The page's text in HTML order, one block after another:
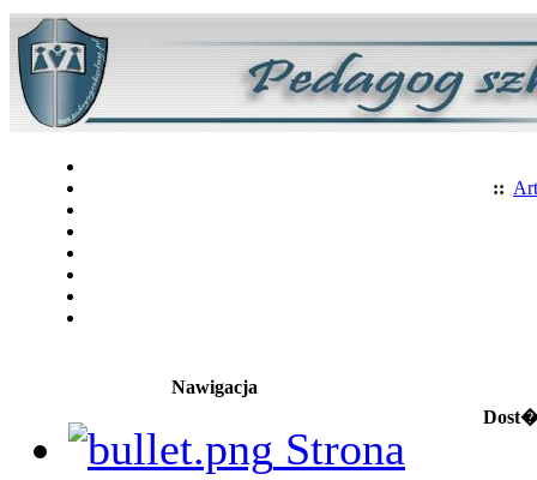
::
Nawigacja
Strona